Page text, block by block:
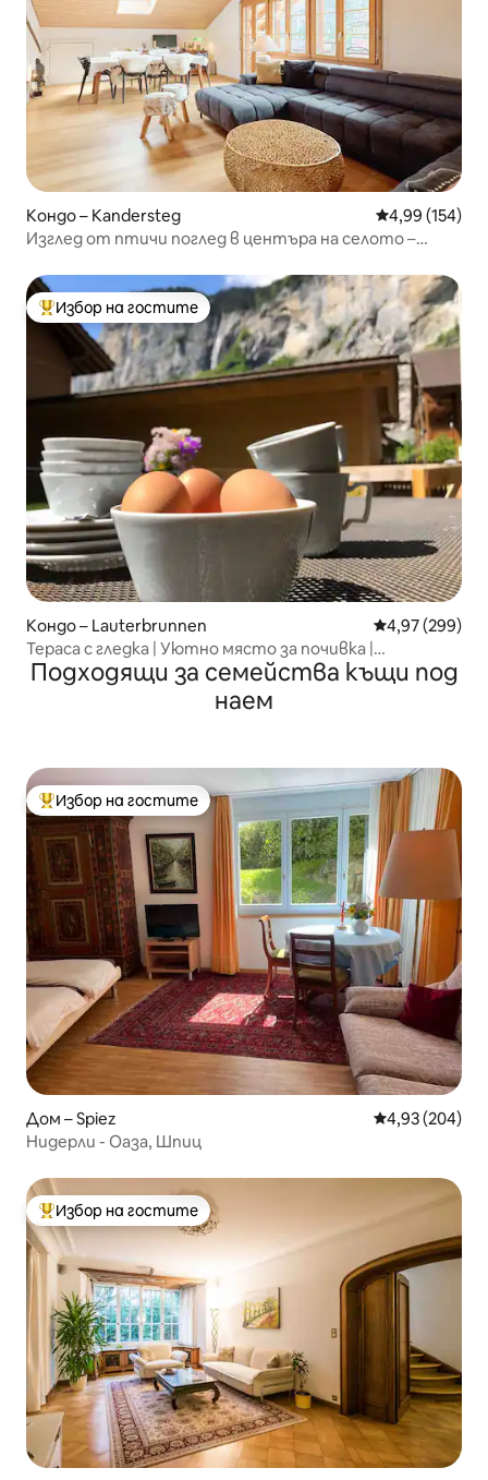
Кондо – Kandersteg Средна
4,99 (154)
Изглед от птичи поглед в центъра на селото –
Най-популярен избор на гостите
Избор на гостите
Кондо – Lauterbrunnen Средна
4,97 (299)
Тераса с гледка | Уютно място за почивка |
Безплатен паркинг
Подходящи за семейства къщи под
наем
Най-популярен избор на гостите
Избор на гостите
Дом – Spiez Средна
4,93 (204)
Нидерли - Оаза, Шпиц
Най-популярен избор на гостите
Избор на гостите